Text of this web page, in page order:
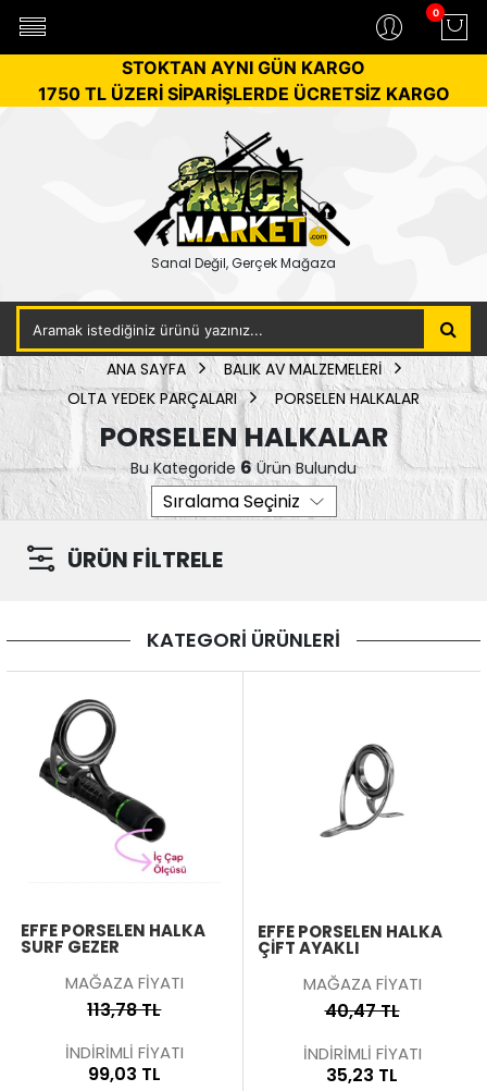
0
STOKTAN AYNI GÜN KARGO
1750 TL ÜZERİ SİPARİŞLERDE ÜCRETSİZ KARGO
Sanal Değil, Gerçek Mağaza
ANA SAYFA
BALIK AV MALZEMELERİ
OLTA YEDEK PARÇALARI
PORSELEN HALKALAR
PORSELEN HALKALAR
Bu Kategoride 6Ürün Bulundu
ÜRÜN FİLTRELE
KATEGORİ ÜRÜNLERİ
EFFE PORSELEN HALKA
SURF GEZER
MAĞAZA FİYATI
113,78 TL
İNDİRİMLİ FİYATI
99,03 TL
EFFE PORSELEN HALKA
ÇIFT AYAKLI
MAĞAZA FİYATI
40,47 TL
İNDİRİMLİ FİYATI
35,23 TL